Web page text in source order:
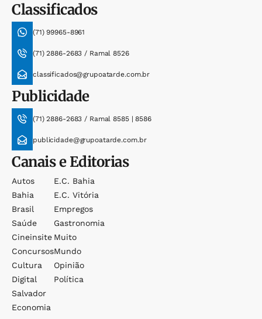
Classificados
(71) 99965-8961
(71) 2886-2683 / Ramal 8526
classificados@grupoatarde.com.br
Publicidade
(71) 2886-2683 / Ramal 8585 | 8586
publicidade@grupoatarde.com.br
Canais e Editorias
Autos
Bahia
Brasil
Saúde
Cineinsite
Concursos
Cultura
Digital
Salvador
Economia
E.c. Bahia
E.c. Vitória
Empregos
Gastronomia
Muito
Mundo
Opinião
Política